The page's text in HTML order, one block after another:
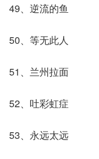
49、逆流的鱼
50、等无此人
51、兰州拉面
52、吐彩虹症
53、永远太远